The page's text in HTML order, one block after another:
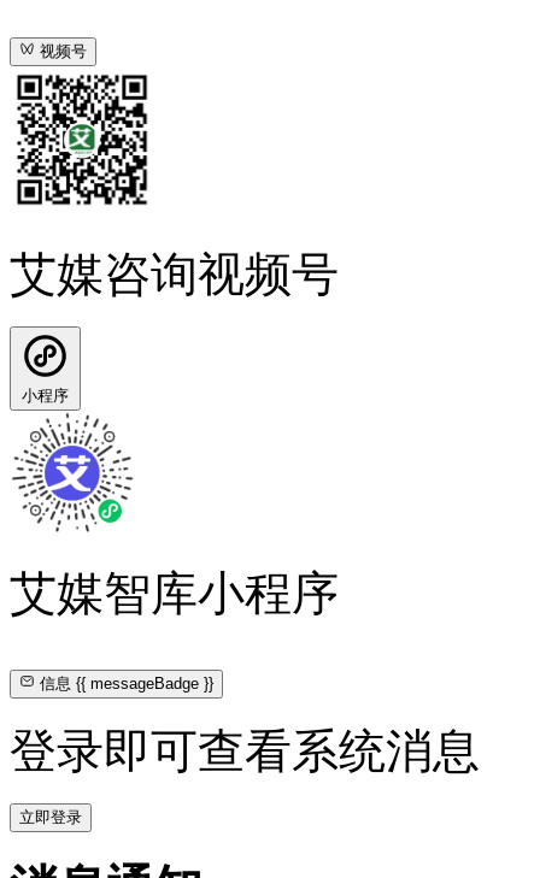
视频号
艾媒咨询视频号
小程序
艾媒智库小程序
信息{{ messageBadge }}
登录即可查看系统消息
立即登录